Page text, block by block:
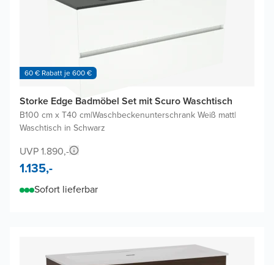
60 € Rabatt je 600 €
Storke Edge Badmöbel Set mit Scuro Waschtisch
B100 cm x T40 cm|Waschbeckenunterschrank Weiß matt|
Waschtisch in Schwarz
UVP 1.890,-
1.135,-
Sofort lieferbar